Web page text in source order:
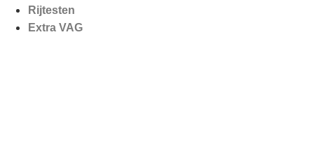
Rijtesten
Extra VAG